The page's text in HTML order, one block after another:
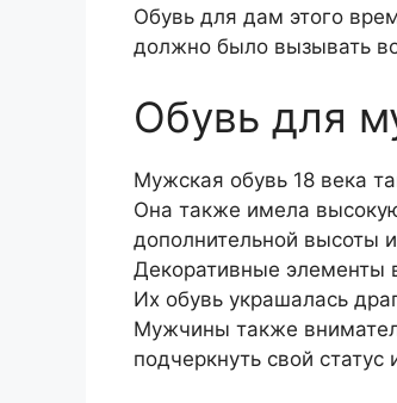
Обувь для дам этого
должно было вызывать
Обувь для
Мужская обувь 18 века
Она также имела
дополнительной высоты
Декоративные элементы
Их обувь украшалась
Мужчины также
подчеркнуть свой статус